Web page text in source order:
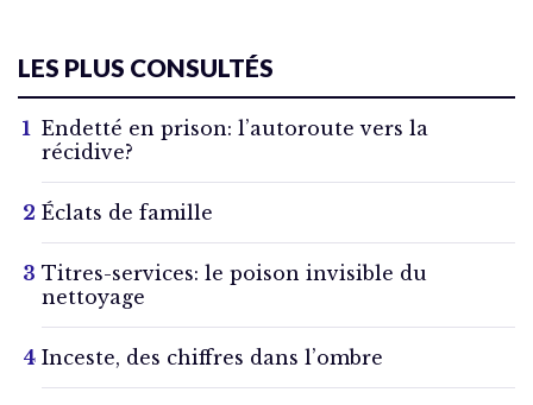
LES PLUS CONSULTÉS
Endetté en prison: l’autoroute vers la
récidive?
Éclats de famille
Titres-services: le poison invisible du
nettoyage
Inceste, des chiffres dans l’ombre